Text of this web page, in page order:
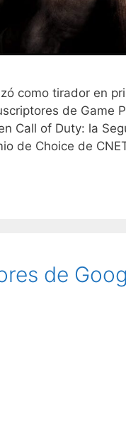
como tirador en
de Game
Call of Duty: la
de Choice de
de